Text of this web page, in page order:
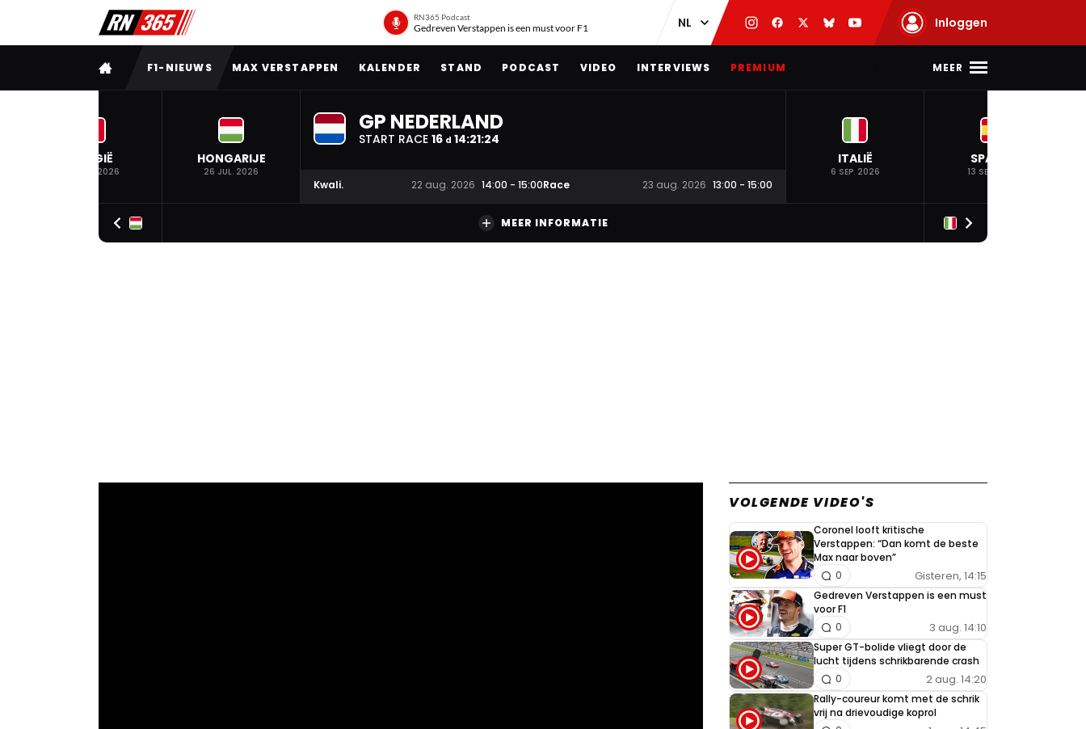
RN365 Podcast
Gedreven Verstappen is een must voor F1 Inloggen
VOLLEDIG MENU
F1-NIEUWS MAX VERSTAPPEN KALENDER STAND PODCAST VIDEO INTERVIEWS PREMIUM MEER
BELGIË
19 JUL. 2026
HONGARIJE
26 JUL. 2026
GP NEDERLAND
START RACE 16 d 14:21:23
Kwali. 22 aug. 2026 14:00 - 15:00Race 23 aug. 2026 13:00 - 15:00
ITALIË
6 SEP. 2026
SPANJE
13 SEP. 2026
MEER INFORMATIE
VOLGENDE VIDEO'S
Coronel looft kritische
Verstappen: “Dan komt de beste
Max naar boven”
Gisteren, 14:15
0
Gedreven Verstappen is een must
voor F1
3 aug. 14:10
0
Super GT-bolide vliegt door de
lucht tijdens schrikbarende crash
2 aug. 14:20
0
Rally-coureur komt met de schrik
vrij na drievoudige koprol